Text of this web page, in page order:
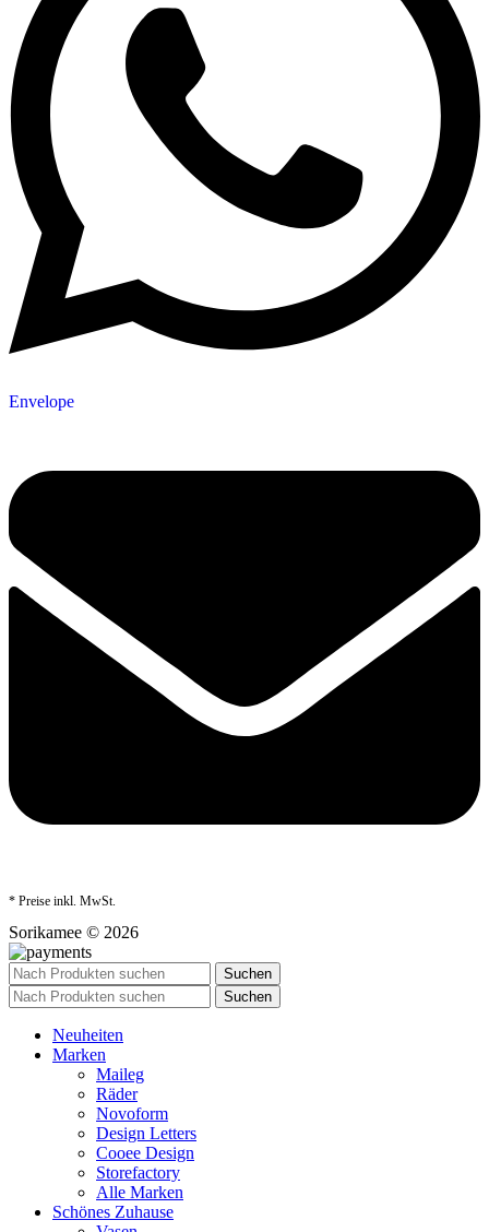
Envelope
* Preise inkl. MwSt.
Sorikamee © 2026
Suchen
Suchen
Neuheiten
Marken
Maileg
Räder
Novoform
Design Letters
Cooee Design
Storefactory
Alle Marken
Schönes Zuhause